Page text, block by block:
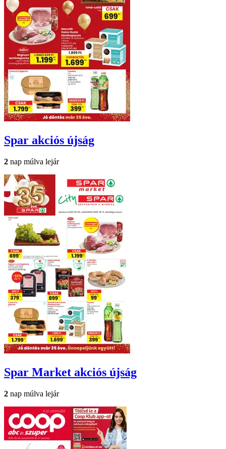
Spar akciós újság
2 nap múlva lejár
Spar Market akciós újság
2 nap múlva lejár